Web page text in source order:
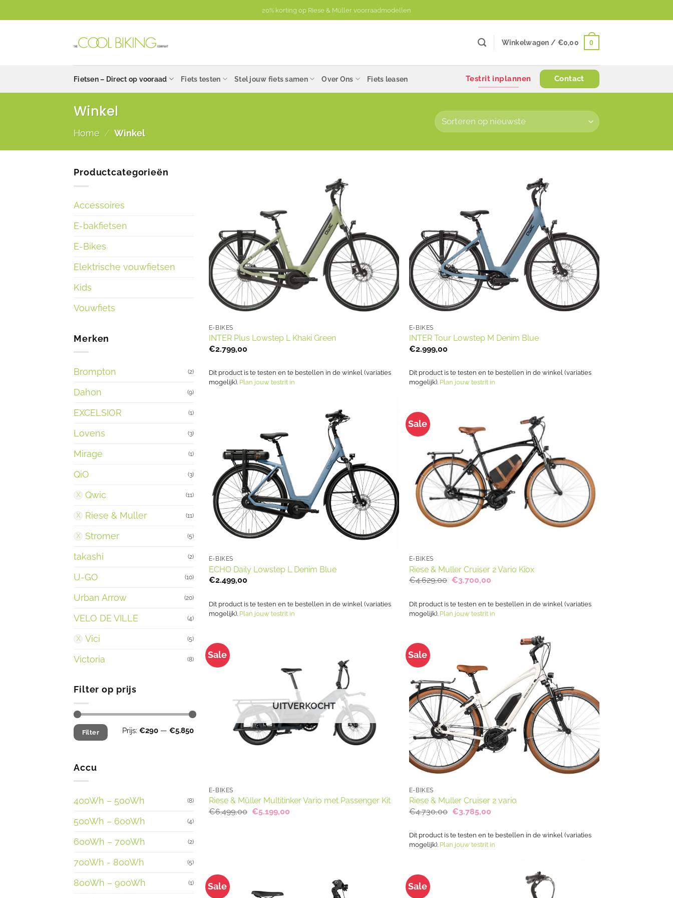
naar
Plan een uur exclusieve aandacht voor een proefrit en advies.
Winkelwagen / €0,00 0
Fietsen – Direct op vooraad Fiets testen Stel jouw fiets samen Over Ons Fiets leasen Testrit inplannen Contact
Winkel
Home / Winkel
Productcategorieën
Accessoires
E-bakfietsen
E-Bikes
Elektrische vouwfietsen
Kids
Vouwfiets
Merken
Brompton (2)
Dahon (9)
EXCELSIOR (1)
Lovens (3)
Mirage (1)
QiO (3)
Qwic (11)
Riese & Muller (11)
Stromer (5)
takashi (2)
U-GO (10)
Urban Arrow (20)
VELO DE VILLE (4)
Vici (5)
Victoria (8)
Filter op prijs
Min.
prijs
Max.
prijsFilter Prijs: €290 — €5.850
Accu
400Wh – 500Wh (8)
500Wh – 600Wh (4)
600Wh – 700Wh (2)
700Wh - 800Wh (5)
800Wh – 900Wh (1)
E-BIKES
INTER Plus Lowstep L Khaki Green
€2.799,00
Dit product is te testen en te bestellen in de winkel (variaties
mogelijk). Plan jouw testrit in
E-BIKES
INTER Tour Lowstep M Denim Blue
€2.999,00
Dit product is te testen en te bestellen in de winkel (variaties
mogelijk). Plan jouw testrit in
E-BIKES
ECHO Daily Lowstep L Denim Blue
€2.499,00
Dit product is te testen en te bestellen in de winkel (variaties
mogelijk). Plan jouw testrit in
Sale
E-BIKES
Riese & Muller Cruiser 2 Vario Kiox
€4.629,00 Oorspronkelijke
€4.629,00.
€3.700,00Huidige
€3.700,00.
Dit product is te testen en te bestellen in de winkel (variaties
mogelijk). Plan jouw testrit in
Sale
UITVERKOCHT
E-BIKES
Riese & Müller Multitinker Vario met Passenger Kit
€6.499,00 Oorspronkelijke
prijs
€5.199,00Huidige
Sale
E-BIKES
Riese & Muller Cruiser 2 vario
€4.730,00 Oorspronkelijke
prijs
€4.730,00.
€3.785,00Huidige
€3.785,00.
Dit product is te testen en te bestellen in de winkel (variaties
mogelijk). Plan jouw testrit in
Sale Sale